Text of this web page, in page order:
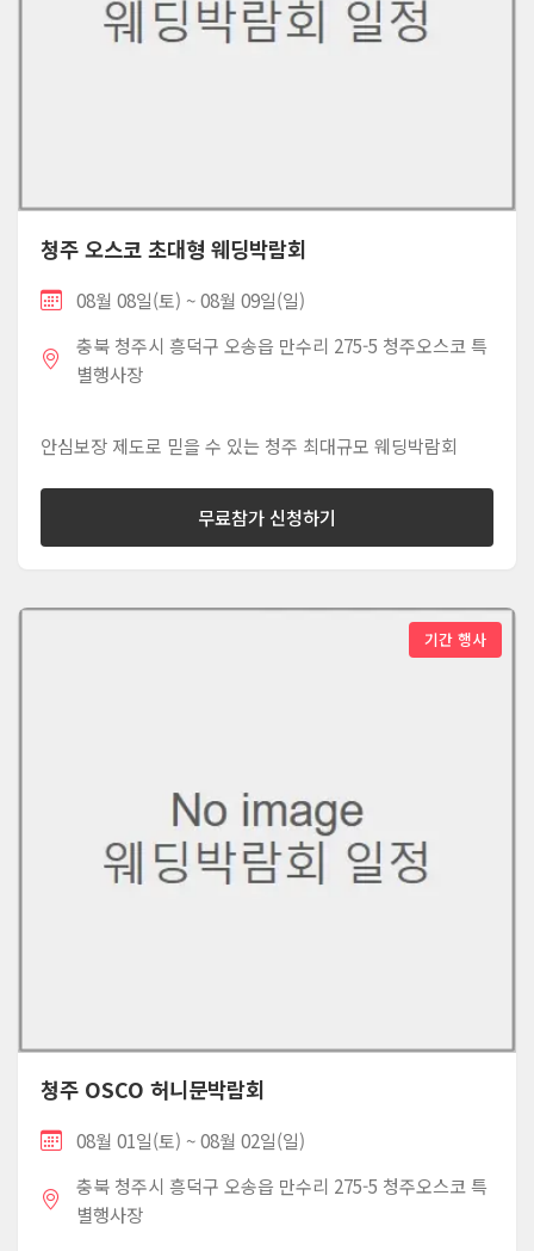
청주 오스코 초대형 웨딩박람회
08월 08일(토) ~ 08월 09일(일)
충북 청주시 흥덕구 오송읍 만수리 275-5 청주오스코 특
별행사장
안심보장 제도로 믿을 수 있는 청주 최대규모 웨딩박람회
무료참가 신청하기
기간 행사
청주 OSCO 허니문박람회
08월 01일(토) ~ 08월 02일(일)
충북 청주시 흥덕구 오송읍 만수리 275-5 청주오스코 특
별행사장